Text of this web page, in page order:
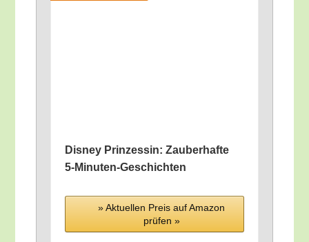
Dis­ney Prin­zes­sin: Zau­ber­haf­te
5‑Mi­nu­ten-Geschich­ten
» Aktu­el­len Preis auf Ama­zon
prü­fen »